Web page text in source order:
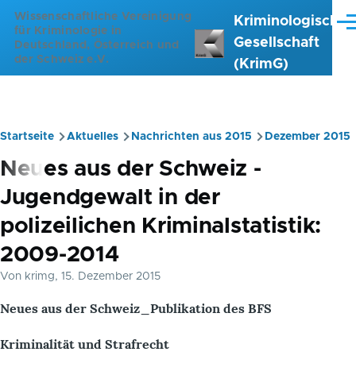
Direkt zum Inhalt
Wissenschaftliche Vereinigung
für Kriminologie in
Deutschland, Österreich und
der Schweiz e.V.
Kriminologische
Gesellschaft
(KrimG)
Pfadnavigation
Startseite Aktuelles Nachrichten aus 2015 Dezember 2015
Neues aus der Schweiz -
Jugendgewalt in der
polizeilichen Kriminalstatistik:
2009-2014
Von krimg, 15. Dezember 2015
Neues aus der Schweiz_Publikation des BFS
Kriminalität und Strafrecht